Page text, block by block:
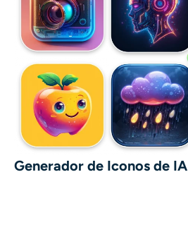
Generador de Iconos de IA